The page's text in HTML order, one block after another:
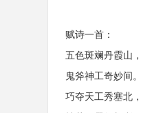
赋诗一首：
五色斑斓丹霞山，
鬼斧神工奇妙间。
巧夺天工秀塞北，